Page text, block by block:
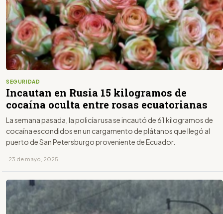
SEGURIDAD
Incautan en Rusia 15 kilogramos de
cocaína oculta entre rosas ecuatorianas
La semana pasada, la policía rusa se incautó de 61 kilogramos de
cocaína escondidos en un cargamento de plátanos que llegó al
puerto de San Petersburgo proveniente de Ecuador.
· 23 de mayo, 2025